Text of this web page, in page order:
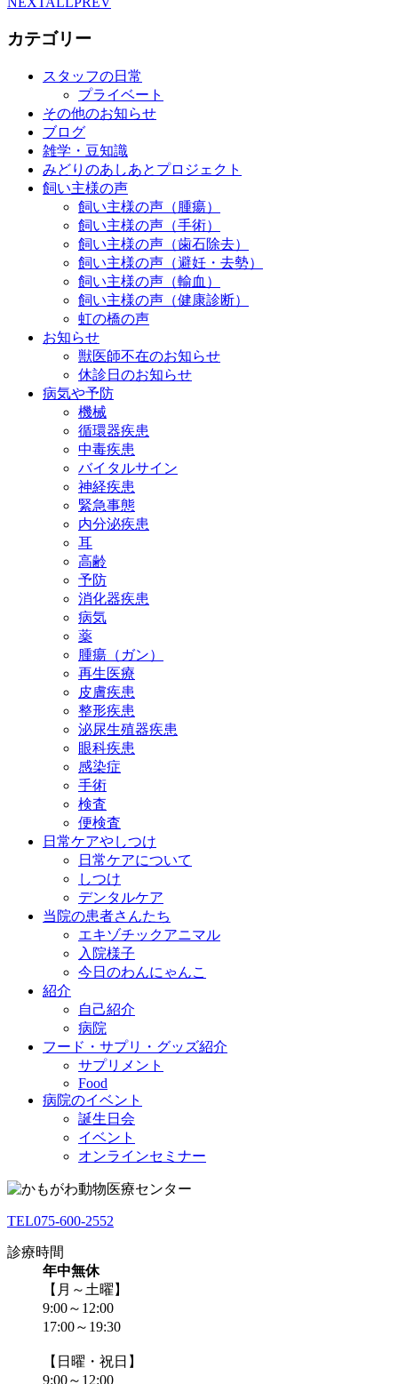
カテゴリー
スタッフの日常
プライベート
その他のお知らせ
ブログ
雑学・豆知識
みどりのあしあとプロジェクト
飼い主様の声
飼い主様の声（腫瘍）
飼い主様の声（手術）
飼い主様の声（歯石除去）
飼い主様の声（避妊・去勢）
飼い主様の声（輸血）
飼い主様の声（健康診断）
虹の橋の声
お知らせ
獣医師不在のお知らせ
休診日のお知らせ
病気や予防
機械
循環器疾患
中毒疾患
バイタルサイン
神経疾患
緊急事態
内分泌疾患
耳
高齢
予防
消化器疾患
病気
薬
腫瘍（ガン）
再生医療
皮膚疾患
整形疾患
泌尿生殖器疾患
眼科疾患
感染症
手術
検査
便検査
日常ケアやしつけ
日常ケアについて
しつけ
デンタルケア
当院の患者さんたち
エキゾチックアニマル
入院様子
今日のわんにゃんこ
紹介
自己紹介
病院
フード・サプリ・グッズ紹介
サプリメント
Food
病院のイベント
誕生日会
イベント
オンラインセミナー
TEL075-600-2552
診療時間
年中無休
【月～土曜】
9:00～12:00
17:00～19:30
【日曜・祝日】
9:00～12:00